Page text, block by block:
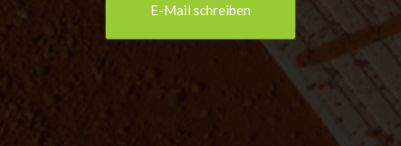
E-Mail schreiben